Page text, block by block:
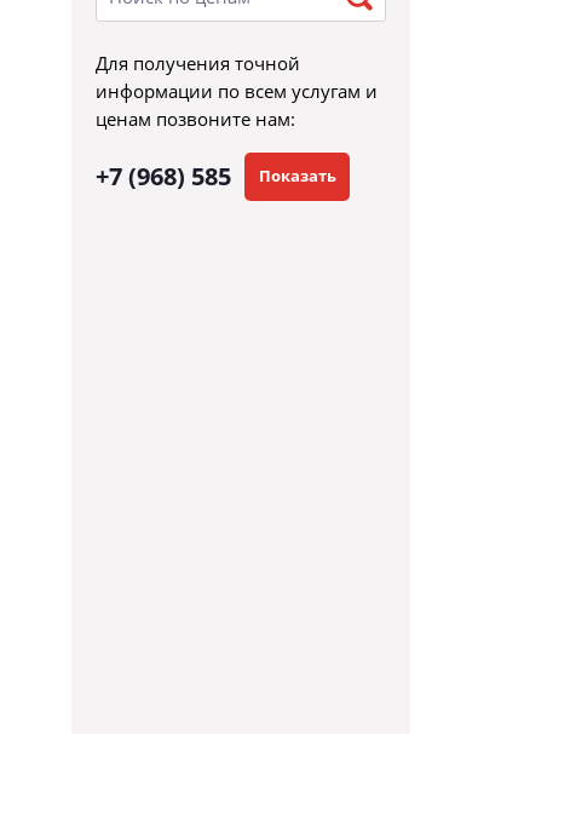
Для получения точной
информации по всем услугам и
ценам позвоните нам:
+7 (968) 585 Показать